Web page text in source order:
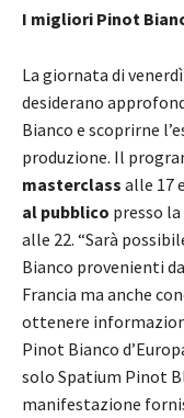
I migliori Pinot
La giornata di
desiderano
Bianco e scoprirne
produzione. Il
masterclass alle 17
al pubblico presso
alle 22. “Sarà
Bianco provenienti
Francia ma anche
ottenere
Pinot Bianco
solo Spatium Pinot
manifestazione